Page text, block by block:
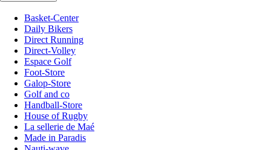
Basket-Center
Daily Bikers
Direct Running
Direct-Volley
Espace Golf
Foot-Store
Galop-Store
Golf and co
Handball-Store
House of Rugby
La sellerie de Maé
Made in Paradis